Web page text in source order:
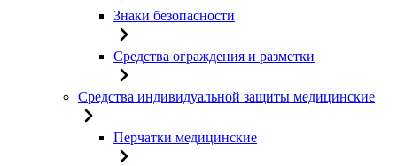
Знаки безопасности
Средства ограждения и разметки
Средства индивидуальной защиты медицинские
Перчатки медицинские